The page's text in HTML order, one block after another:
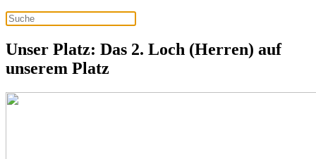
Unser Platz: Das 2. Loch (Herren) auf
unserem Platz